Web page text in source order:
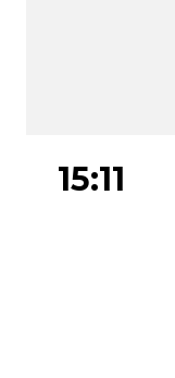
15:11